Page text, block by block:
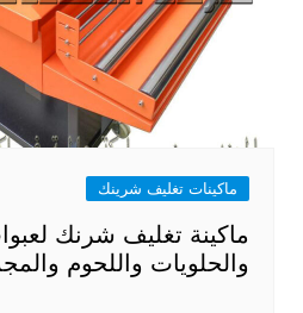
ماكينات تغليف شرينك
ماكينة تغليف شرنك
والحلويات واللحوم